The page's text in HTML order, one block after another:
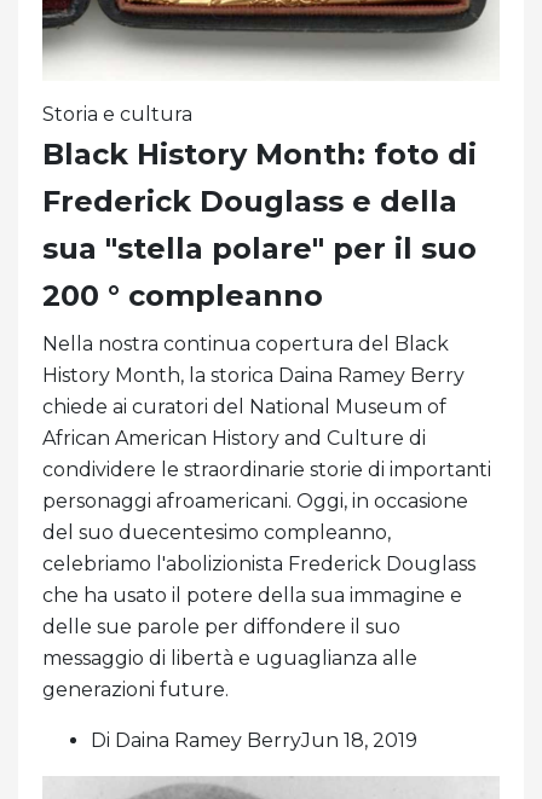
Storia e cultura
Black History Month: foto di
Frederick Douglass e della
sua "stella polare" per il suo
200 ° compleanno
Nella nostra continua copertura del Black
History Month, la storica Daina Ramey Berry
chiede ai curatori del National Museum of
African American History and Culture di
condividere le straordinarie storie di importanti
personaggi afroamericani. Oggi, in occasione
del suo duecentesimo compleanno,
celebriamo l'abolizionista Frederick Douglass
che ha usato il potere della sua immagine e
delle sue parole per diffondere il suo
messaggio di libertà e uguaglianza alle
generazioni future.
Di Daina Ramey BerryJun 18, 2019